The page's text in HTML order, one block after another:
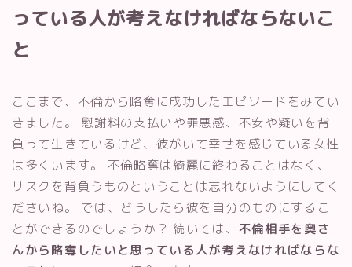
っている人が考えなければならないこ
と
ここまで、不倫から略奪に成功したエピソードをみてい
きました。 慰謝料の支払いや罪悪感、不安や疑いを背
負って生きているけど、彼がいて幸せを感じている女性
は多くいます。 不倫略奪は綺麗に終わることはなく、
リスクを背負うものということは忘れないようにしてく
ださいね。 では、どうしたら彼を自分のものにするこ
とができるのでしょうか？ 続いては、 不倫相手を奥さ
んから略奪したいと思っている人が考えなければならな